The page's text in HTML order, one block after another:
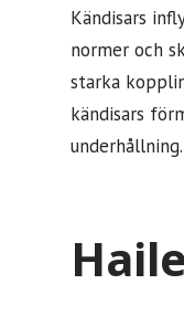
Kändisars
normer och
starka
kändisars
underhållning.